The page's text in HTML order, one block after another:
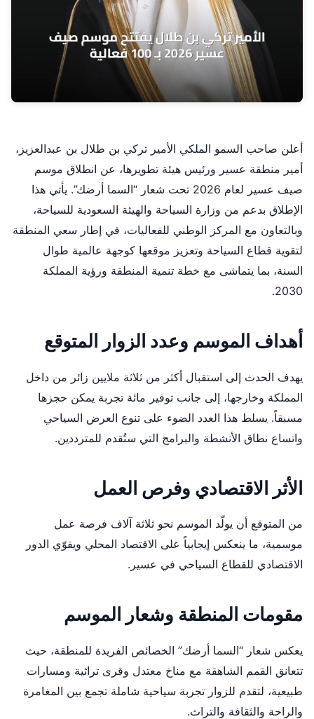
أعلن صاحب السمو الملكي الأمير تركي بن طلال بن عبدالعزيز،
أمير منطقة عسير ورئيس هيئة تطويرها، عن انطلاق موسم
صيف عسير لعام 2026 تحت شعار “السما أرضك”. يأتي هذا
الإطلاق بدعم من وزارة السياحة والهيئة السعودية للسياحة،
وبالتعاون مع المركز الوطني للفعاليات، في إطار سعي المنطقة
لتقوية قطاع السياحة وتعزيز موقعها كوجهة عالمية طوال
السنة، بما يتماشى مع خطة تنمية المنطقة ورؤية المملكة
2030.
أهداف الموسم وعدد الزوار المتوقع
يهدف الحدث إلى استقبال أكثر من ثلاثة ملايين زائر من داخل
المملكة وخارجها، إلى جانب توفير مائة تجربة يمكن حجزها
مسبقاً. يسلط هذا العدد الضوء على تنوع العرض السياحي
واتساع نطاق الأنشطة والبرامج التي ستُقدم للمترددين.
الأثر الاقتصادي وفرص العمل
من المتوقع أن يولّد الموسم نحو ثلاثة آلاف فرصة عمل
موسمية، ما ينعكس إيجابياً على الاقتصاد المحلي ويقوّي الدور
الاقتصادي للقطاع السياحي في عسير.
مقومات المنطقة وشعار الموسم
يعكس شعار “السما أرضك” الخصائص الفريدة للمنطقة، حيث
تتعانق القمم الشاهقة مع مناخ معتدل وقرى تراثية ومسارات
طبيعية، لتقدم للزوار تجربة سياحية شاملة تجمع بين المغامرة
والراحة والثقافة والتراث.